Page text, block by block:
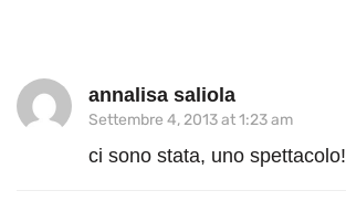
annalisa saliola
Settembre 4, 2013 at 1:23 am
ci sono stata, uno spettacolo!